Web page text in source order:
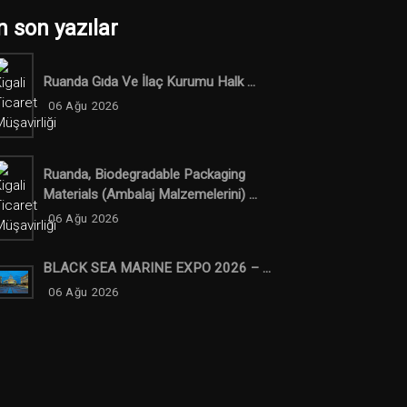
son yazılar
Ruanda Gıda Ve İlaç Kurumu Halk ...
06 Ağu 2026
Ruanda, Biodegradable Packaging
Materials (ambalaj Malzemelerini) ...
06 Ağu 2026
BLACK SEA MARINE EXPO 2026 – ...
06 Ağu 2026